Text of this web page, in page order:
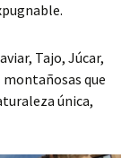
Tajo, Júcar,
montañosas que
única,